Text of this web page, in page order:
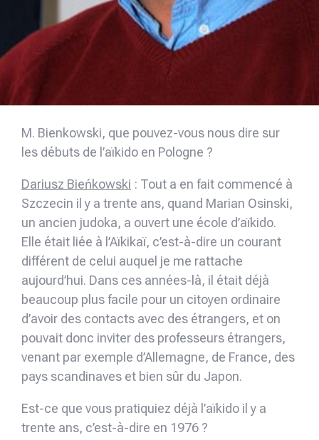
M. Bienkowski, que pouvez-vous nous dire sur
les débuts de l’aïkido en Pologne ?
Dariusz Bieńkowski : Tout a en fait commencé à
Szczecin il y a trente ans, quand Marian Osinski,
un ancien judoka, a ouvert une école d’aïkido.
Elle était liée à l’Aïkikaï, c’est-à-dire un courant
différent de celui auquel je me rattache
aujourd’hui. Dans ces années-là, il était déjà
beaucoup plus facile pour un citoyen ordinaire
d’avoir des contacts avec des étrangers, et on
pouvait donc inviter des professeurs étrangers,
venant par exemple d’Allemagne, de France, des
pays scandinaves et bien sûr du Japon.
Est-ce que vous pratiquiez déjà l’aïkido il y a
trente ans, c’est-à-dire en 1976 ?